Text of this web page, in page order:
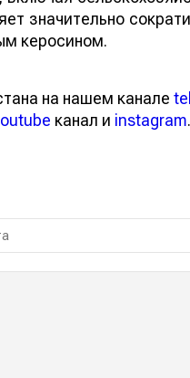
значительно
керосином.
на нашем канале
канал и instagram.